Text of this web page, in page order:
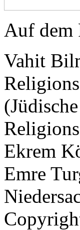
Auf dem
Vahit
Ekrem
Emre